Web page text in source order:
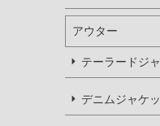
アウター
テーラードジ
デニムジャケ